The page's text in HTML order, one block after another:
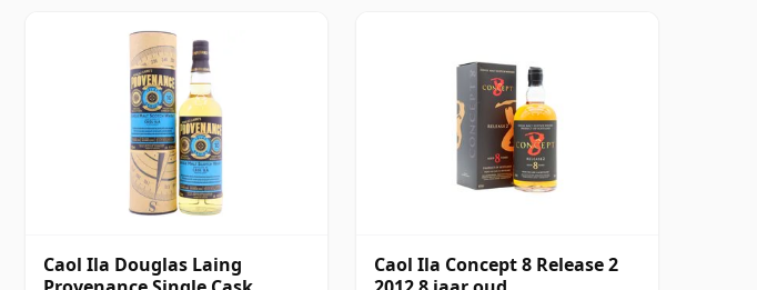
Caol Ila Douglas Laing
Caol Ila Concept 8 Release 2